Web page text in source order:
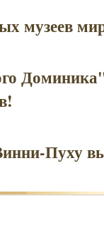
музеев
Пуху